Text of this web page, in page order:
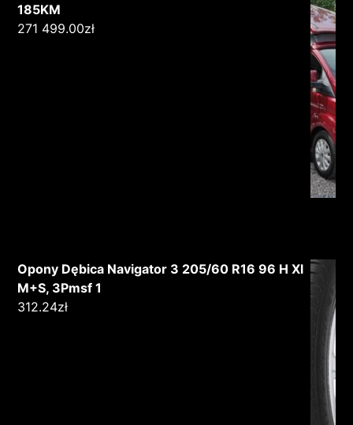
185KM
271 499.00zł
Opony Dębica Navigator 3 205/60 R16 96 H Xl
M+S, 3Pmsf 1
312.24zł